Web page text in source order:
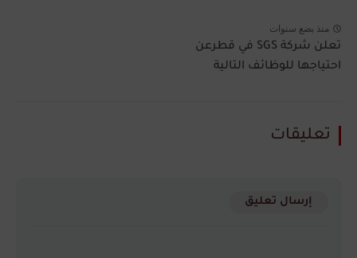
منذ بضع سنوات
تعلن شركة SGS في قطرعن
احتياجها للوظائف التالية
تعليقات
إرسال تعليق